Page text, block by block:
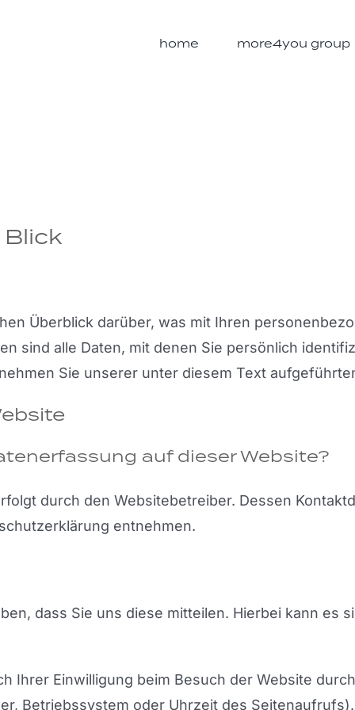
home more4you group
Überblick darüber, was mit Ihren
sind alle Daten, mit denen Sie persönlich
Sie unserer unter diesem Text
auf dieser Website?
durch den Websitebetreiber. Dessen
entnehmen.
dass Sie uns diese mitteilen. Hierbei kann es
Ihrer Einwilligung beim Besuch der Website
Betriebssystem oder Uhrzeit des